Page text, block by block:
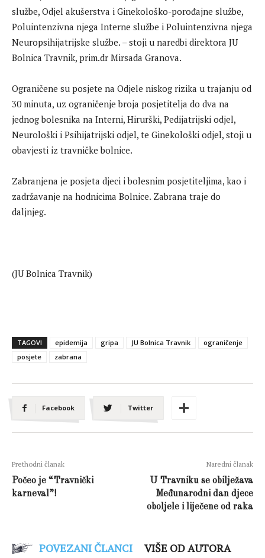
službe, Odjel akušerstva i Ginekološko-porođajne službe,
Poluintenzivna njega Interne službe i Poluintenzivna njega
Neuropsihijatrijske službe. – stoji u naredbi direktora JU
Bolnica Travnik, prim.dr Mirsada Granova.
Ograničene su posjete na Odjele niskog rizika u trajanju od
30 minuta, uz ograničenje broja posjetitelja do dva na
jednog bolesnika na Interni, Hirurški, Pedijatrijski odjel,
Neurološki i Psihijatrijski odjel, te Ginekološki odjel, stoji u
obavjesti iz travničke bolnice.
Zabranjena je posjeta djeci i bolesnim posjetiteljima, kao i
zadržavanje na hodnicima Bolnice. Zabrana traje do
daljnjeg.
(JU Bolnica Travnik)
TAGOVI epidemija gripa JU Bolnica Travnik
ograničenje
posjete
zabrana
Facebook Twitter
Prethodni članak
Počeo je “Travnički
karneval”!
Naredni članak
U Travniku se obilježava
Međunarodni dan djece
oboljele i liječene od raka
POVEZANI ČLANCI VIŠE OD AUTORA